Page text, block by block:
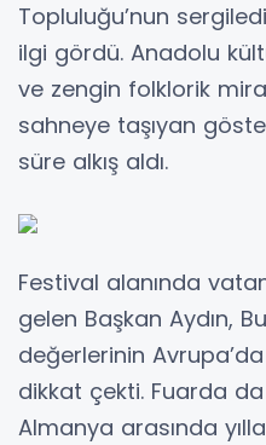
Topluluğu’nun
ilgi gördü. Anadolu
ve zengin folklorik
sahneye taşıyan
süre alkış aldı.
Festival alanında
gelen Başkan Aydın,
değerlerinin Avrupa’da
dikkat çekti. Fuarda
Almanya arasında